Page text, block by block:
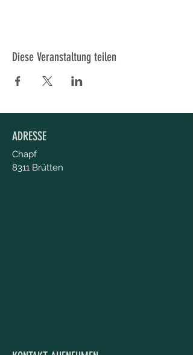
Diese Veranstaltung teilen
ADRESSE
Chapf
8311 Brütten